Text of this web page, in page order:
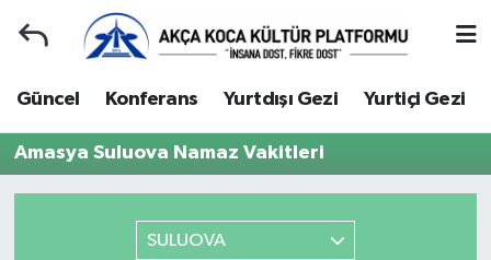
Güncel Konferans Yurtdışı Gezi Yurtiçi Gezi
Amasya Suluova Namaz Vakitleri
SULUOVA
Gençlerle Başbaşa
Güncel
Konferans
Kocaeli Hava Durumu
Kocaeli Namaz Vakitleri
Kocaeli Trafik Yoğunluk Haritası